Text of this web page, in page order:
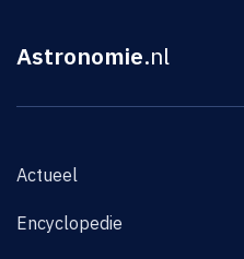
Astronomie.nl
Actueel
Encyclopedie